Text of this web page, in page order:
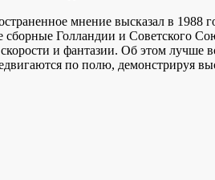
мнение высказал в
сборные Голландии и Советского
и фантазии. Об этом
по полю, демонстрируя